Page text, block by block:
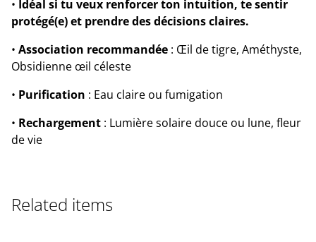
• Idéal si tu veux renforcer ton intuition, te sentir
protégé(e) et prendre des décisions claires.
• Association recommandée : Œil de tigre, Améthyste,
Obsidienne œil céleste
• Purification : Eau claire ou fumigation
• Rechargement : Lumière solaire douce ou lune, fleur
de vie
Related items